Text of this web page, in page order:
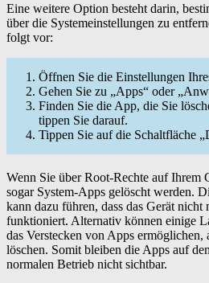
Eine weitere Option besteht darin,
über die Systemeinstellungen zu
folgt vor:
Öffnen Sie die Einstellungen
Gehen Sie zu „Apps“ oder
Finden Sie die App, die Sie
tippen Sie darauf.
Tippen Sie auf die Schaltfläche
Wenn Sie über Root-Rechte auf Ihrem
sogar System-Apps gelöscht werden.
kann dazu führen, dass das Gerät nicht
funktioniert. Alternativ können einige
das Verstecken von Apps ermöglichen,
löschen. Somit bleiben die Apps auf
normalen Betrieb nicht sichtbar.